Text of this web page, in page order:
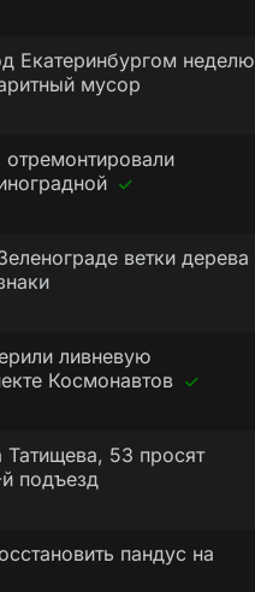
Екатеринбургом неделю
мусор
ветки дерева
ливневую
Космонавтов
53 просят
подъезд
пандус на